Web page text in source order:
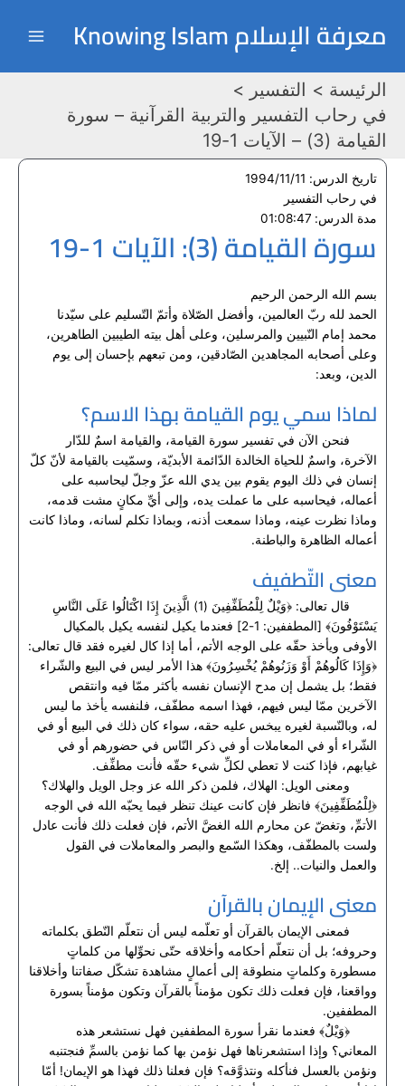
المحتوىمعرفة الإسلام Knowing Islam
الرئيسة
التفسير
في رحاب التفسير والتربية القرآنية – سورة
القيامة (3) – الآيات 1-19
تاريخ الدرس: 1994/11/11
في رحاب التفسير
مدة الدرس: 01:08:47
سورة القيامة (3): الآيات 1-19
بسم الله الرحمن الرحيم
الحمد لله ربّ العالمين، وأفضل الصّلاة وأتمّ التّسليم على سيّدنا
محمد إمام النّبيين والمرسلين، وعلى أهل بيته الطيبين الطاهرين،
وعلى أصحابه المجاهدين الصّادقين، ومن تبعهم بإحسان إلى يوم
الدين، وبعد:
لماذا سمي يوم القيامة بهذا الاسم؟
فنحن الآن في تفسير سورة القيامة، والقيامة اسمٌ للدّار
الآخرة، واسمٌ للحياة الخالدة الدّائمة الأبديّة، وسمّيت بالقيامة لأنّ كلّ
إنسان في ذلك اليوم يقوم بين يدي الله عزّ وجلّ ليحاسبه على
أعماله، فيحاسبه على ما عملت يده، وإلى أيِّ مكانٍ مشت قدمه،
وماذا نظرت عينه، وماذا سمعت أذنه، وبماذا تكلم لسانه، وماذا كانت
أعماله الظاهرة والباطنة.
معنى التّطفيف
قال تعالى: ﴿وَيْلٌ لِلْمُطَفِّفِينَ (1) الَّذِينَ إِذَا اكْتَالُوا عَلَى النَّاسِ
يَسْتَوْفُونَ﴾ [المطففين: 1-2] فعندما يكيل لنفسه يكيل بالمكيال
الأوفى ويأخذ حقّه على الوجه الأتم، أما إذا كال لغيره فقد قال تعالى:
﴿وَإِذَا كَالُوهُمْ أَوْ وَزَنُوهُمْ يُخْسِرُونَ﴾ هذا الأمر ليس في البيع والشّراء
فقط؛ بل يشمل إن مدح الإنسان نفسه بأكثر ممّا فيه وانتقص
الآخرين ممّا ليس فيهم، فهذا اسمه مطفّف، فلنفسه يأخذ ما ليس
له، وبالنّسبة لغيره يبخس عليه حقه، سواء كان ذلك في البيع أو في
الشّراء أو في المعاملات أو في ذكر النّاس في حضورهم أو في
غيابهم، فإذا كنت لا تعطي لكلِّ شيء حقّه فأنت مطفِّف.
ومعنى الويل: الهلاك، فلمن ذكر الله عز وجل الويل والهلاك؟
﴿لِلْمُطَفِّفِينَ﴾ فانظر فإن كانت عينك تنظر فيما يحبّه الله في الوجه
الأتمِّ، وتغضّ عن محارم الله الغضَّ الأتم، فإن فعلت ذلك فأنت عادل
ولست بالمطفّف، وهكذا السّمع والبصر والمعاملات في القول
والعمل والنيات.. إلخ.
معنى الإيمان بالقرآن
فمعنى الإيمان بالقرآن أو تعلّمه ليس أن نتعلّم النّطق بكلماته
وحروفه؛ بل أن نتعلّم أحكامه وأخلاقه حتّى نحوِّلها من كلماتٍ
مسطورة وكلماتٍ منطوقة إلى أعمالٍ مشاهدة تشكّل صفاتنا وأخلاقنا
وواقعنا، فإن فعلت ذلك تكون مؤمناً بالقرآن وتكون مؤمناً بسورة
المطففين.
﴿وَيْلٌ﴾ فعندما نقرأ سورة المطففين فهل نستشعر هذه
المعاني؟ وإذا استشعرناها فهل نؤمن بها كما نؤمن بالسمِّ فنجتنبه
ونؤمن بالعسل فنأكله ونتذوَّقه؟ فإن فعلنا ذلك فهذا هو الإيمان! أمّا
navigation